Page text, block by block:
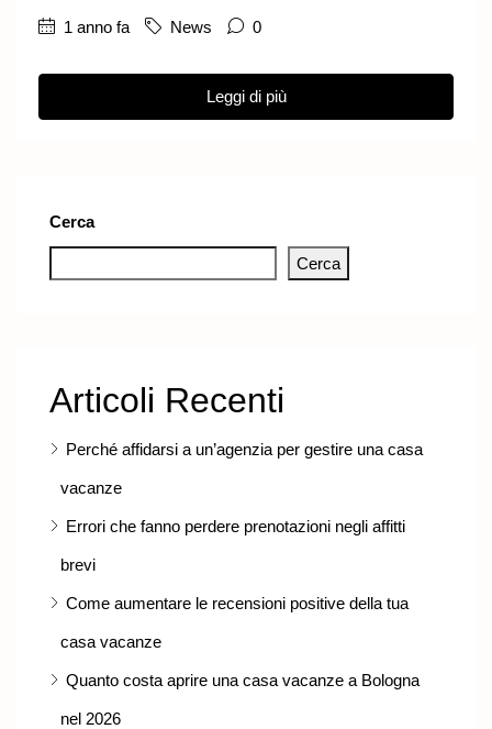
1 anno fa News 0
Leggi di più
Cerca
Cerca
Articoli Recenti
Perché affidarsi a un’agenzia per gestire una casa
vacanze
Errori che fanno perdere prenotazioni negli affitti
brevi
Come aumentare le recensioni positive della tua
casa vacanze
Quanto costa aprire una casa vacanze a Bologna
nel 2026